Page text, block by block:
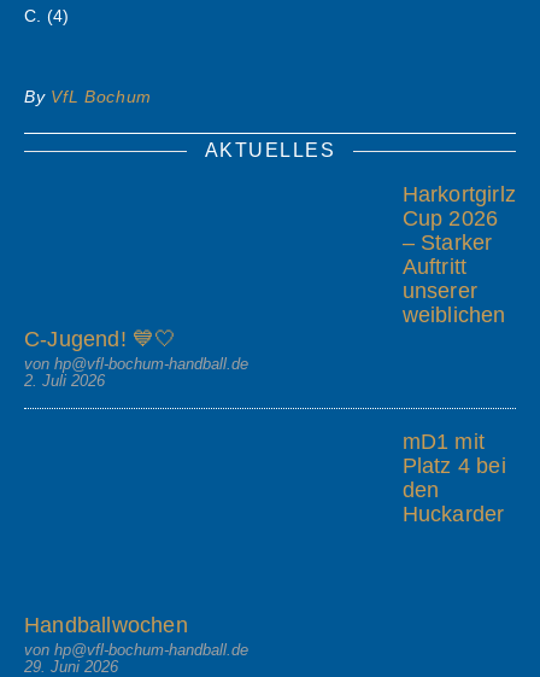
C. (4)
By VfL Bochum
AKTUELLES
Harkortgirlz
Cup 2026
– Starker
Auftritt
unserer
weiblichen
C-Jugend! 💙🤍
von hp@vfl-bochum-handball.de
2. Juli 2026
mD1 mit
Platz 4 bei
den
Huckarder
Handballwochen
von hp@vfl-bochum-handball.de
29. Juni 2026